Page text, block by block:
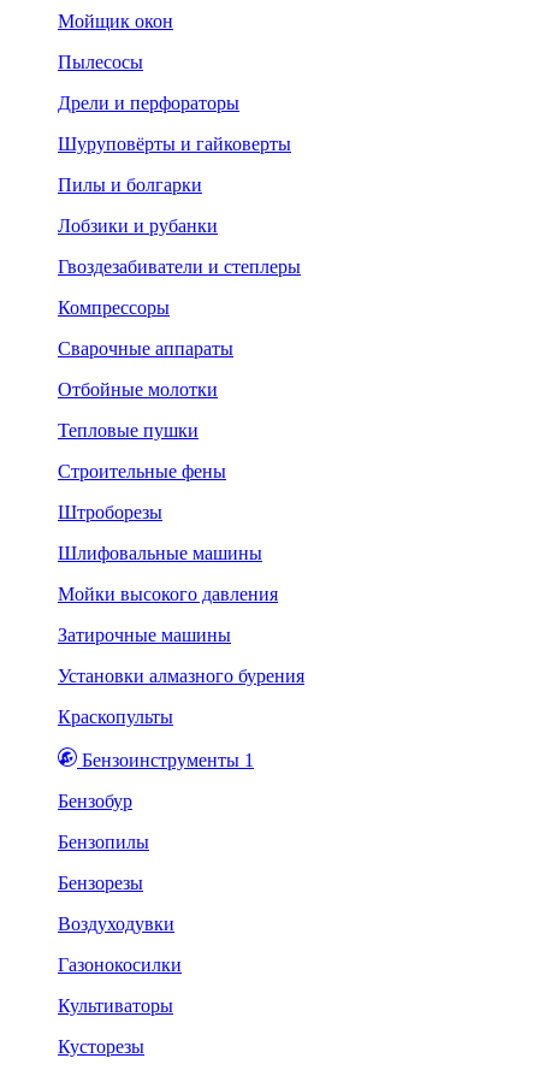
Мойщик окон
Пылесосы
Дрели и перфораторы
Шуруповёрты и гайковерты
Пилы и болгарки
Лобзики и рубанки
Гвоздезабиватели и степлеры
Компрессоры
Сварочные аппараты
Отбойные молотки
Тепловые пушки
Строительные фены
Штроборезы
Шлифовальные машины
Мойки высокого давления
Затирочные машины
Установки алмазного бурения
Краскопульты
Бензоинструменты 1
Бензобур
Бензопилы
Бензорезы
Воздуходувки
Газонокосилки
Культиваторы
Кусторезы